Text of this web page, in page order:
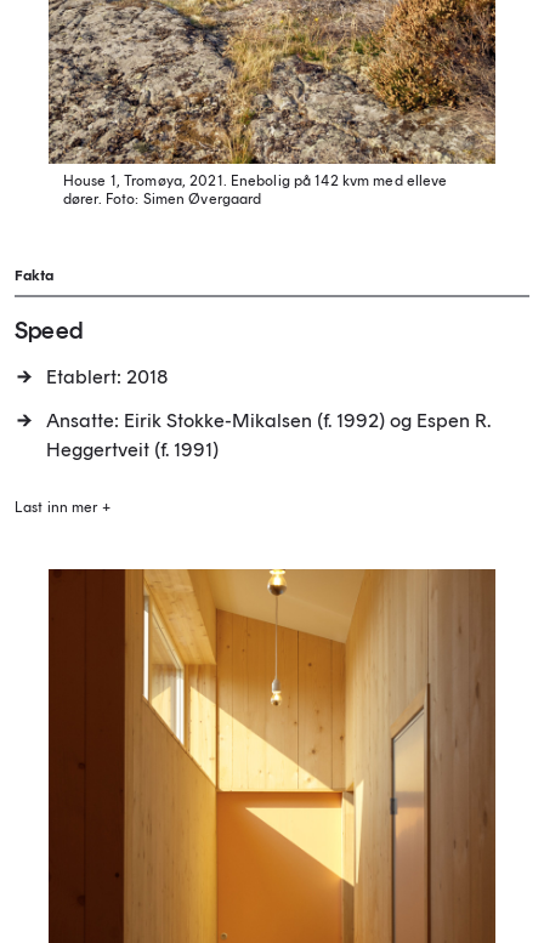
House 1, Tromøya, 2021. Enebolig på 142 kvm med elleve
dører. Foto: Simen Øvergaard
Fakta
Speed
Etablert: 2018
Ansatte: Eirik Stokke-Mikalsen (f. 1992) og Espen R.
Heggertveit (f. 1991)
Last inn mer +